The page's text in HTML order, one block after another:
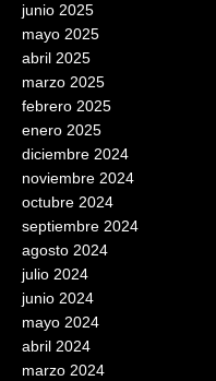
junio 2025
mayo 2025
abril 2025
marzo 2025
febrero 2025
enero 2025
diciembre 2024
noviembre 2024
octubre 2024
septiembre 2024
agosto 2024
julio 2024
junio 2024
mayo 2024
abril 2024
marzo 2024